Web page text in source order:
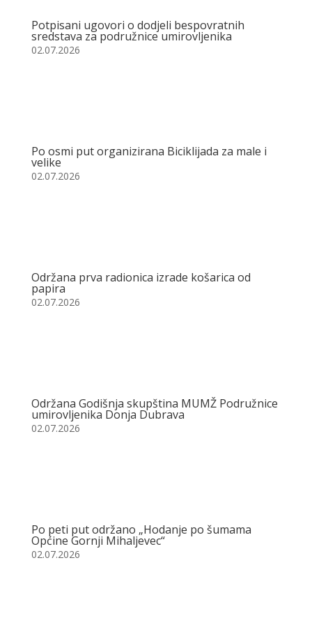
Potpisani ugovori o dodjeli bespovratnih
sredstava za podružnice umirovljenika
02.07.2026
Po osmi put organizirana Biciklijada za male i
velike
02.07.2026
Održana prva radionica izrade košarica od
papira
02.07.2026
Održana Godišnja skupština MUMŽ Podružnice
umirovljenika Donja Dubrava
02.07.2026
Po peti put održano „Hodanje po šumama
Općine Gornji Mihaljevec“
02.07.2026